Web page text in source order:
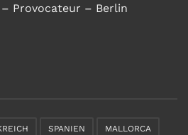
Provocateur – Berlin
SPANIEN MALLORCA